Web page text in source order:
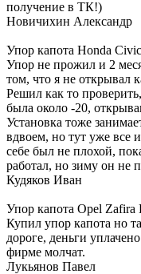
получение в ТК!)
Новичихин Александр
Упор капота Honda
Упор не прожил и 2
том, что я не открывал
Решил как то
была около -20,
Установка тоже
вдвоем, но тут уже все
себе был не плохой,
работал, но зиму он не
Кудяков Иван
Упор капота Opel Zafira
Купил упор капота но
дороге, деньги
фирме молчат.
Лукьянов Павел